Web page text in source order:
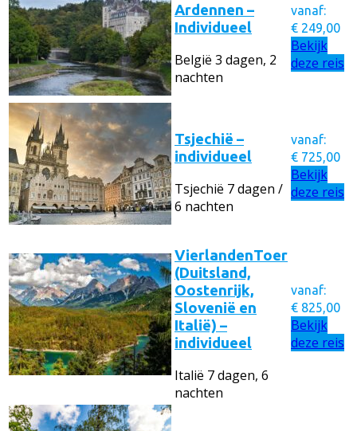
Ardennen –
Individueel
België 3 dagen, 2
nachten
vanaf:
€ 249,00
Bekijk
deze reis
Tsjechië –
individueel
Tsjechië 7 dagen /
6 nachten
vanaf:
€ 725,00
Bekijk
deze reis
VierlandenToer
(Duitsland,
Oostenrijk,
Slovenië en
Italië) –
individueel
Italië 7 dagen, 6
nachten
vanaf:
€ 825,00
Bekijk
deze reis